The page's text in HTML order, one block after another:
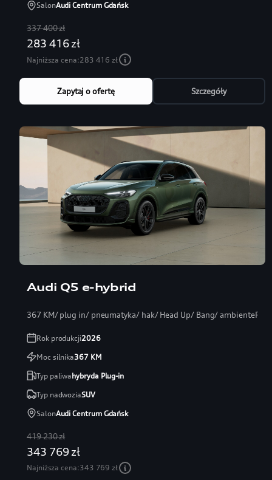
SalonAudi Centrum Gdańsk
337 400 zł
283 416 zł
Najniższa cena:283 416 zł
Zapytaj o ofertę Szczegóły
Audi Q5 e-hybrid
367 KM/ plug in/ pneumatyka/ hak/ Head Up/ Bang/ ambientePRO
Rok produkcji2026
Moc silnika367KM
Typ paliwahybryda Plug-in
Typ nadwoziaSUV
SalonAudi Centrum Gdańsk
419 230 zł
343 769 zł
Najniższa cena:343 769 zł